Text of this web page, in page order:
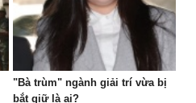
"Bà trùm" ngành giải trí vừa bị
bắt giữ là ai?